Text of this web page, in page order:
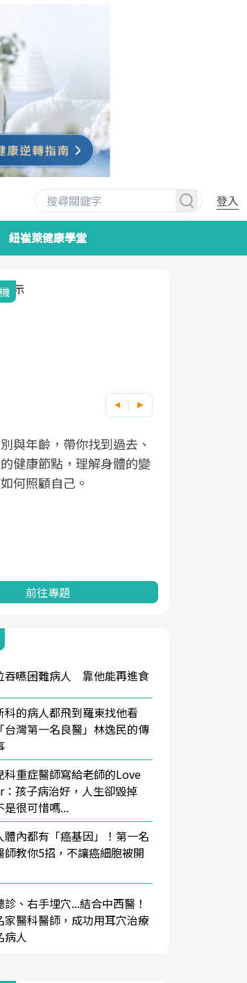
登入
紐崔萊健康學堂
與年齡，帶你找到過去、
健康節點，理解身體的變
何照顧自己。
前往專題
吞嚥困難病人 靠他能再進食
科的病人都飛到羅東找他看
台灣第一名良醫」林逸民的傳
科重症醫師寫給老師的Love
孩子病治好，人生卻毀掉
是很可惜嗎...
體內都有「癌基因」！第一名
師教你5招，不讓癌細胞被開
診、右手埋穴...結合中西醫！
家醫科醫師，成功用耳穴治療
病人